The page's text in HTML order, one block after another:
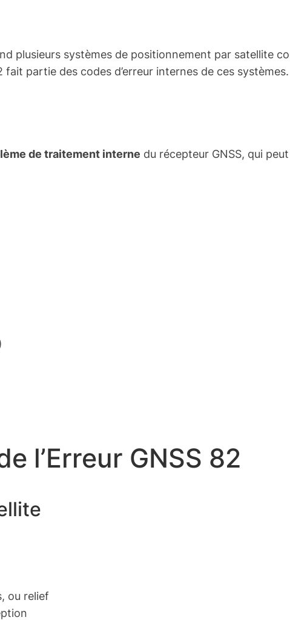
plusieurs systèmes de positionnement par satellite
fait partie des codes d’erreur internes de ces systèmes.
de traitement interne du récepteur GNSS, qui
l’Erreur GNSS 82
ou relief